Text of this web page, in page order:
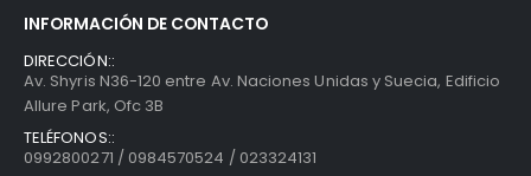
INFORMACIÓN DE CONTACTO
DIRECCIÓN::
Av. Shyris N36-120 entre Av. Naciones Unidas y Suecia, Edificio
Allure Park, Ofc 3B
TELÉFONOS::
0992800271 / 0984570524 / 023324131